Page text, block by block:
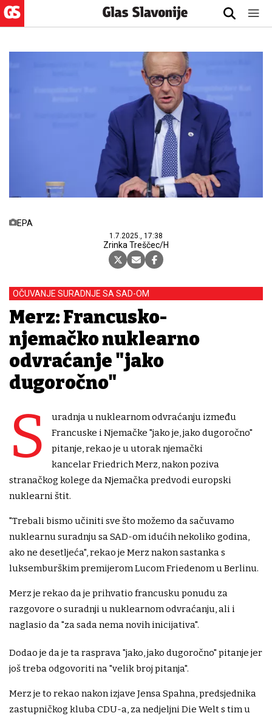
EPA
1.7.2025., 17:38
Zrinka Treščec/H
OČUVANJE SURADNJE SA SAD-OM
Merz: Francusko-
njemačko nuklearno
odvraćanje "jako
dugoročno"
S
uradnja u nuklearnom odvraćanju između
Francuske i Njemačke "jako je, jako dugoročno"
pitanje, rekao je u utorak njemački
kancelar Friedrich Merz, nakon poziva
stranačkog kolege da Njemačka predvodi europski
nuklearni štit.
"Trebali bismo učiniti sve što možemo da sačuvamo
nuklearnu suradnju sa SAD-om idućih nekoliko godina,
ako ne desetljeća", rekao je Merz nakon sastanka s
luksemburškim premijerom Lucom Friedenom u Berlinu.
Merz je rekao da je prihvatio francusku ponudu za
razgovore o suradnji u nuklearnom odvraćanju, ali i
naglasio da "za sada nema novih inicijativa".
Dodao je da je ta rasprava "jako, jako dugoročno" pitanje jer
još treba odgovoriti na "velik broj pitanja".
Merz je to rekao nakon izjave Jensa Spahna, predsjednika
zastupničkog kluba CDU-a, za nedjeljni Die Welt s tim u